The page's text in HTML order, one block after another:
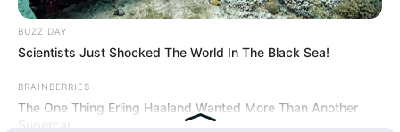
BUZZ DAY
Scientists Just Shocked The World In The Black Sea!
BRAINBERRIES
The One Thing Erling Haaland Wanted More Than Another